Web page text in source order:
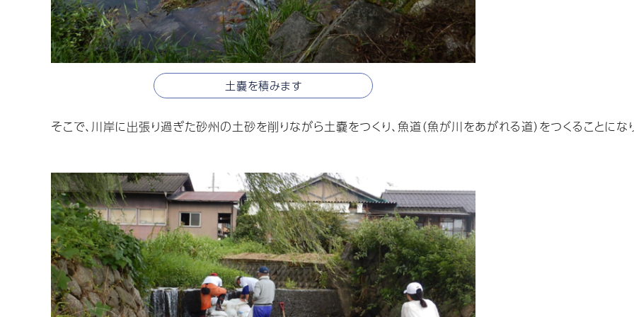
土嚢を積みます
そこで、川岸に出張り過ぎた砂州の土砂を削りながら土嚢をつくり、魚道（魚が川をあがれる道）をつくることにな